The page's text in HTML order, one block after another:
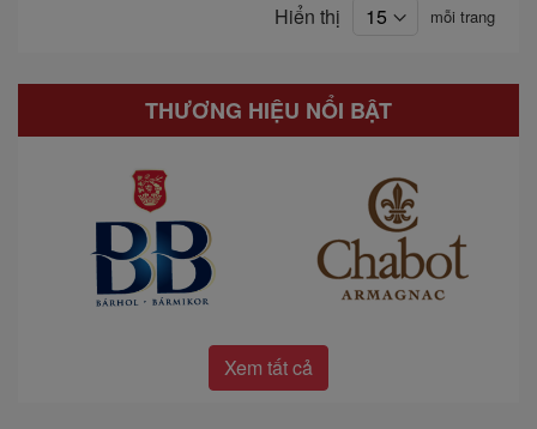
Hiển thị mỗi trang
THƯƠNG HIỆU NỔI BẬT
Xem tất cả